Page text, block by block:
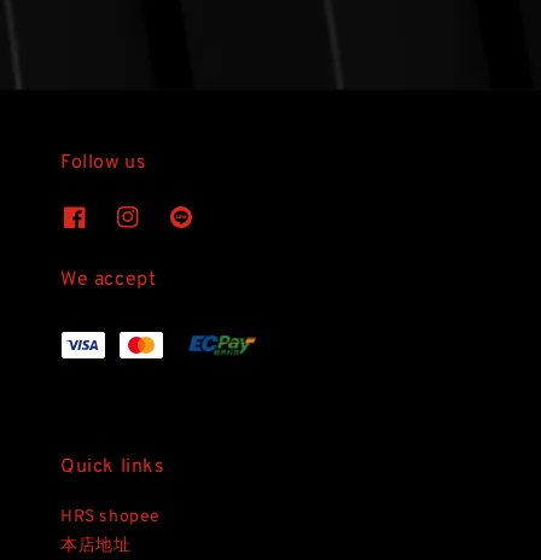
Follow us
We accept
Quick links
HRS shopee
本店地址